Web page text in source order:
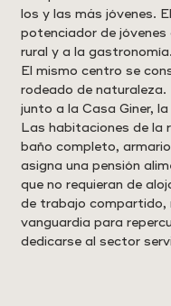
los y las más jóvenes.
potenciador de
rural y a la
El mismo centro se
rodeado de
junto a la Casa Giner,
Las habitaciones de la
baño completo,
asigna una pensión
que no requieran de
de trabajo compartido,
vanguardia para
dedicarse al sector